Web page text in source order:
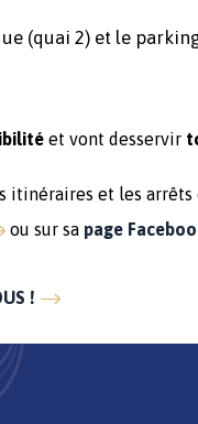
(quai 2) et le
et vont desservir
itinéraires et les arrêts
ou sur sa page
!